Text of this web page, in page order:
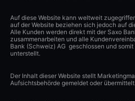
Auf diese Website kann weltweit
auf der Website beziehen sich jedoch auf
Alle Kunden werden direkt mit der Saxo
zusammenarbeiten und alle
Bank (Schweiz) AG geschlossen und
unterstellt.
Der Inhalt dieser Website stellt
Aufsichtsbehörde gemeldet oder